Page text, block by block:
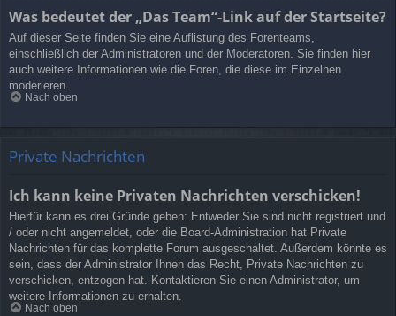
Was bedeutet der „Das Team“-Link auf der Startseite?
Auf dieser Seite finden Sie eine Auflistung des Forenteams,
einschließlich der Administratoren und der Moderatoren. Sie finden hier
auch weitere Informationen wie die Foren, die diese im Einzelnen
moderieren.
Nach oben
Private Nachrichten
Ich kann keine Privaten Nachrichten verschicken!
Hierfür kann es drei Gründe geben: Entweder Sie sind nicht registriert und
/ oder nicht angemeldet, oder die Board-Administration hat Private
Nachrichten für das komplette Forum ausgeschaltet. Außerdem könnte es
sein, dass der Administrator Ihnen das Recht, Private Nachrichten zu
verschicken, entzogen hat. Kontaktieren Sie einen Administrator, um
weitere Informationen zu erhalten.
Nach oben